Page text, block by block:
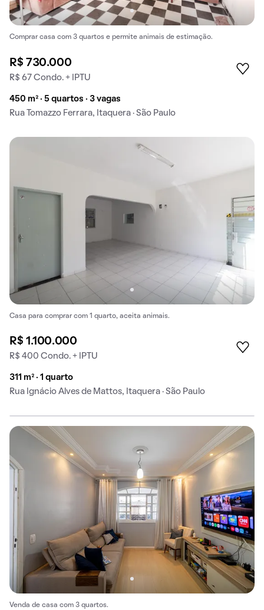
Comprar casa com 3 quartos e permite animais de estimação.
R$ 730.000
R$ 67 Condo. + IPTU
450 m² · 5 quartos · 3 vagas
Rua Tomazzo Ferrara, Itaquera · São Paulo
Casa para comprar com 1 quarto, aceita animais.
R$ 1.100.000
R$ 400 Condo. + IPTU
311 m² · 1 quarto
Rua Ignácio Alves de Mattos, Itaquera · São Paulo
Venda de casa com 3 quartos.